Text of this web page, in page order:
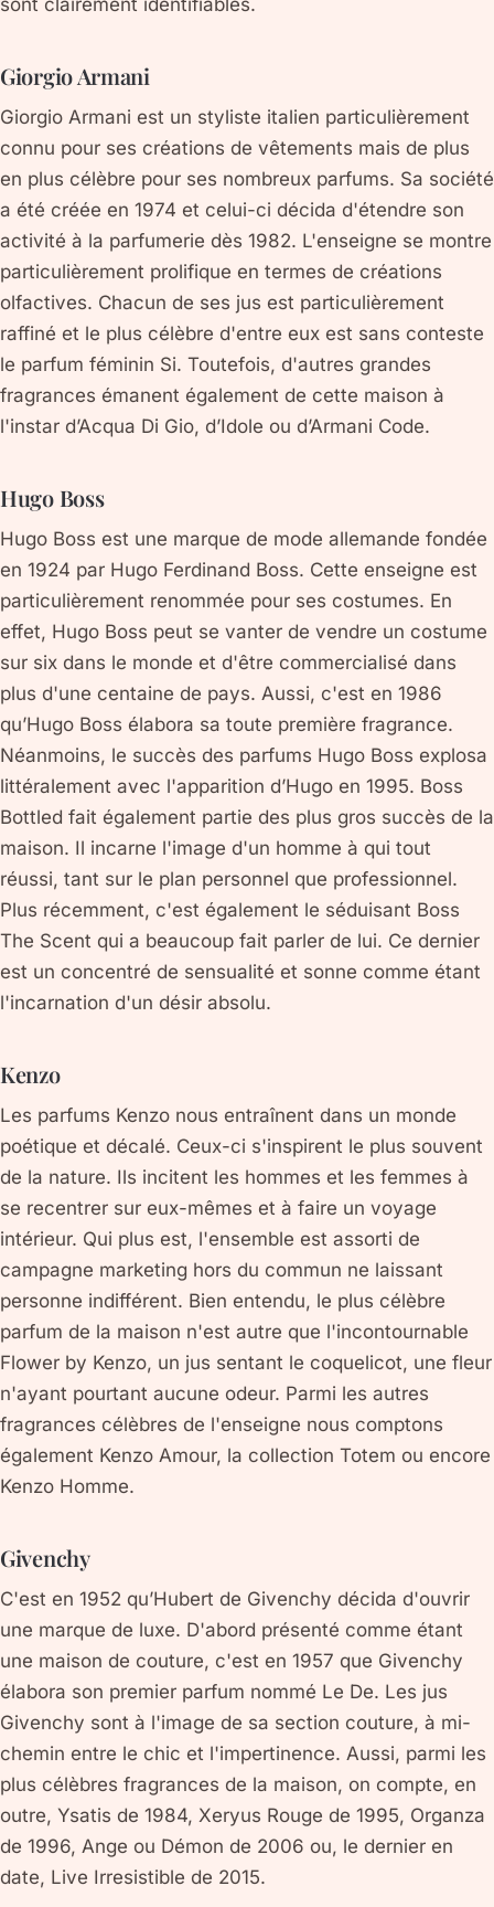
sont clairement identifiables.
Giorgio Armani
Giorgio Armani est un styliste italien particulièrement
connu pour ses créations de vêtements mais de plus
en plus célèbre pour ses nombreux parfums. Sa société
a été créée en 1974 et celui-ci décida d'étendre son
activité à la parfumerie dès 1982. L'enseigne se montre
particulièrement prolifique en termes de créations
olfactives. Chacun de ses jus est particulièrement
raffiné et le plus célèbre d'entre eux est sans conteste
le parfum féminin Si. Toutefois, d'autres grandes
fragrances émanent également de cette maison à
l'instar d’Acqua Di Gio, d’Idole ou d’Armani Code.
Hugo Boss
Hugo Boss est une marque de mode allemande fondée
en 1924 par Hugo Ferdinand Boss. Cette enseigne est
particulièrement renommée pour ses costumes. En
effet, Hugo Boss peut se vanter de vendre un costume
sur six dans le monde et d'être commercialisé dans
plus d'une centaine de pays. Aussi, c'est en 1986
qu’Hugo Boss élabora sa toute première fragrance.
Néanmoins, le succès des parfums Hugo Boss explosa
littéralement avec l'apparition d’Hugo en 1995. Boss
Bottled fait également partie des plus gros succès de la
maison. Il incarne l'image d'un homme à qui tout
réussi, tant sur le plan personnel que professionnel.
Plus récemment, c'est également le séduisant Boss
The Scent qui a beaucoup fait parler de lui. Ce dernier
est un concentré de sensualité et sonne comme étant
l'incarnation d'un désir absolu.
Kenzo
Les parfums Kenzo nous entraînent dans un monde
poétique et décalé. Ceux-ci s'inspirent le plus souvent
de la nature. Ils incitent les hommes et les femmes à
se recentrer sur eux-mêmes et à faire un voyage
intérieur. Qui plus est, l'ensemble est assorti de
campagne marketing hors du commun ne laissant
personne indifférent. Bien entendu, le plus célèbre
parfum de la maison n'est autre que l'incontournable
Flower by Kenzo, un jus sentant le coquelicot, une fleur
n'ayant pourtant aucune odeur. Parmi les autres
fragrances célèbres de l'enseigne nous comptons
également Kenzo Amour, la collection Totem ou encore
Kenzo Homme.
Givenchy
C'est en 1952 qu’Hubert de Givenchy décida d'ouvrir
une marque de luxe. D'abord présenté comme étant
une maison de couture, c'est en 1957 que Givenchy
élabora son premier parfum nommé Le De. Les jus
Givenchy sont à l'image de sa section couture, à mi-
chemin entre le chic et l'impertinence. Aussi, parmi les
plus célèbres fragrances de la maison, on compte, en
outre, Ysatis de 1984, Xeryus Rouge de 1995, Organza
de 1996, Ange ou Démon de 2006 ou, le dernier en
date, Live Irresistible de 2015.